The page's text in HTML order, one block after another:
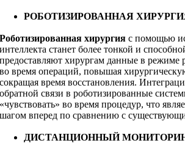
РОБОТИЗИРОВАННАЯ
Роботизированная хирургия с помощью
интеллекта станет более тонкой и
предоставляют хирургам данные в режиме
во время операций, повышая
сокращая время восстановления.
обратной связи в роботизированные
«чувствовать» во время процедур, что
шагом вперед по сравнению с
ДИСТАНЦИОННЫЙ